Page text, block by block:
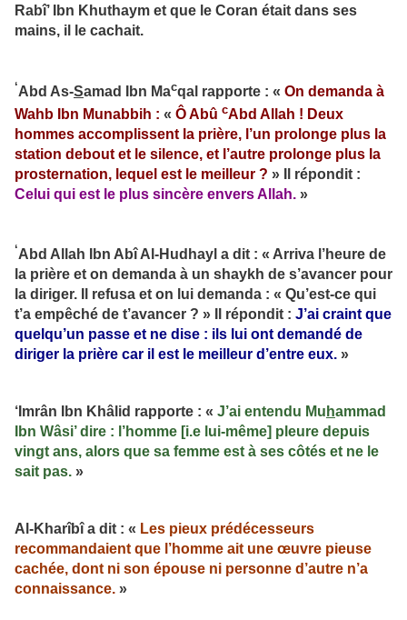
Rabî’ Ibn Khuthaym et que le Coran était dans ses
mains, il le cachait.
‘Abd As-Samad Ibn Macqal rapporte : « On demanda à
Wahb Ibn Munabbih : « Ô Abû cAbd Allah ! Deux
hommes accomplissent la prière, l’un prolonge plus la
station debout et le silence, et l’autre prolonge plus la
prosternation, lequel est le meilleur ? » Il répondit :
Celui qui est le plus sincère envers Allah. »
‘Abd Allah Ibn Abî Al-Hudhayl a dit : « Arriva l’heure de
la prière et on demanda à un shaykh de s’avancer pour
la diriger. Il refusa et on lui demanda : « Qu’est-ce qui
t’a empêché de t’avancer ? » Il répondit : J’ai craint que
quelqu’un passe et ne dise : ils lui ont demandé de
diriger la prière car il est le meilleur d’entre eux. »
‘Imrân Ibn Khâlid rapporte : « J’ai entendu Mu hammad
Ibn Wâsi’ dire : l’homme [i.e lui-même] pleure depuis
vingt ans, alors que sa femme est à ses côtés et ne le
sait pas. »
Al-Kharîbî a dit : « Les pieux prédécesseurs
recommandaient que l’homme ait une œuvre pieuse
cachée, dont ni son épouse ni personne d’autre n’a
connaissance. »